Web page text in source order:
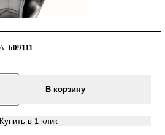
609111
В корзину
Купить в 1 клик